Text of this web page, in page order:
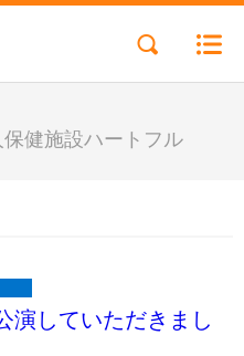
健施設ハートフル
演していただきまし